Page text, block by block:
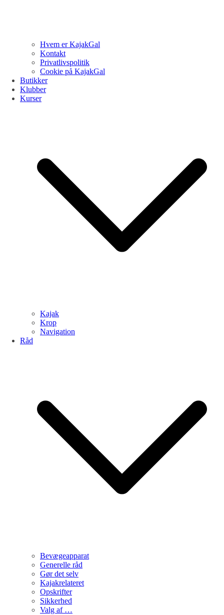
Hvem er KajakGal
Kontakt
Privatlivspolitik
Cookie på KajakGal
Butikker
Klubber
Kurser
Kajak
Krop
Navigation
Råd
Bevægeapparat
Generelle råd
Gør det selv
Kajakrelateret
Opskrifter
Sikkerhed
Valg af …